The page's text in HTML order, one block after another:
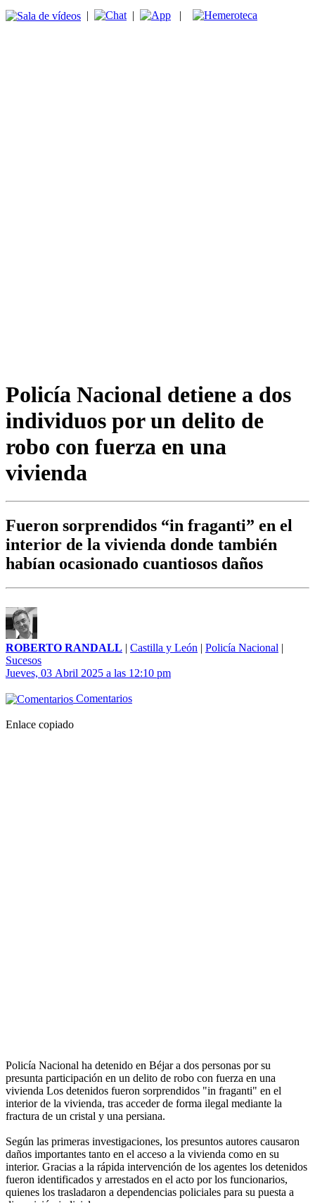
| | |
Policía Nacional detiene a dos
individuos por un delito de
robo con fuerza en una
vivienda
Fueron sorprendidos “in fraganti” en el
interior de la vivienda donde también
habían ocasionado cuantiosos daños
ROBERTO RANDALL | Castilla y León | Policía Nacional |
Sucesos
Jueves, 03 Abril 2025 a las 12:10 pm
Comentarios
Enlace copiado
Policía Nacional ha detenido en Béjar a dos personas por su
presunta participación en un delito de robo con fuerza en una
vivienda Los detenidos fueron sorprendidos "in fraganti" en el
interior de la vivienda, tras acceder de forma ilegal mediante la
fractura de un cristal y una persiana.
Según las primeras investigaciones, los presuntos autores causaron
daños importantes tanto en el acceso a la vivienda como en su
interior. Gracias a la rápida intervención de los agentes los detenidos
fueron identificados y arrestados en el acto por los funcionarios,
quienes los trasladaron a dependencias policiales para su puesta a